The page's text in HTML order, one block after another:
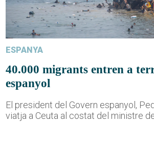
ESPANYA
40.000 migrants entren a
espanyol
El president del Govern espanyol,
viatja a Ceuta al costat del ministre